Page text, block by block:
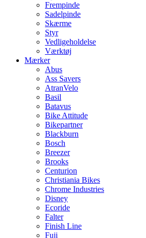
Frempinde
Sadelpinde
Skærme
Styr
Vedligeholdelse
Værktøj
Mærker
Abus
Ass Savers
AtranVelo
Basil
Batavus
Bike Attitude
Bikepartner
Blackburn
Bosch
Breezer
Brooks
Centurion
Christiania Bikes
Chrome Industries
Disney
Ecoride
Falter
Finish Line
Fuji